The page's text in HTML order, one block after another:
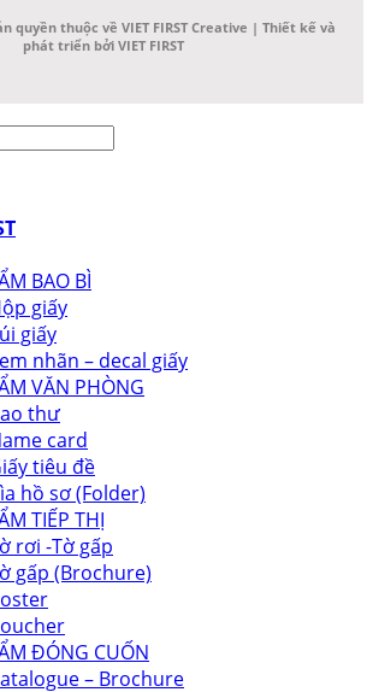
quyền thuộc về VIET FIRST Creative | Thiết kế và
phát triển bởi VIET FIRST
BAO BÌ
giấy
giấy
nhãn – decal giấy
VĂN PHÒNG
thư
card
tiêu đề
hồ sơ (Folder)
TIẾP THỊ
rơi -Tờ gấp
gấp (Brochure)
ĐÓNG CUỐN
– Brochure